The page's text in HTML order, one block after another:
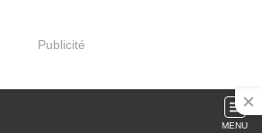
Publicité
MENU